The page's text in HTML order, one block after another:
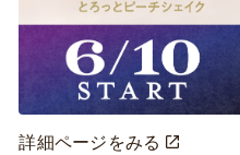
詳細ページをみる